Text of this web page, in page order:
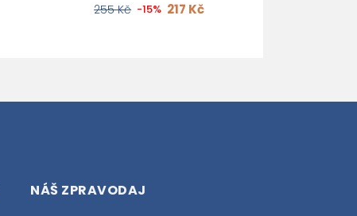
255 Kč -15% 217 Kč
NÁŠ ZPRAVODAJ